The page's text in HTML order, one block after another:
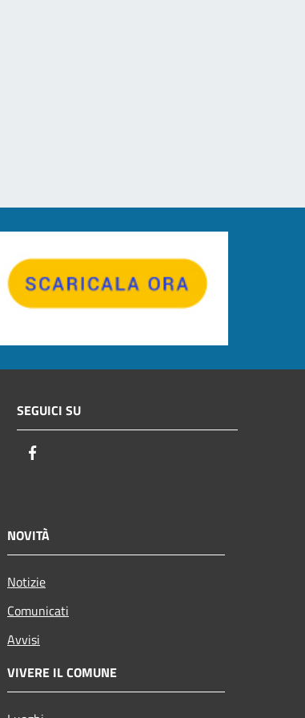
SEGUICI SU
NOVITÀ
Notizie
Comunicati
Avvisi
VIVERE IL COMUNE